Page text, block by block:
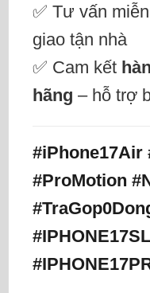
✅ Tư vấn
giao tận nhà
✅ Cam kết
hãng – hỗ trợ
#iPhone17Air
#ProMotion